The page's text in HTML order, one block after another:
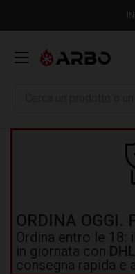
ORDINA OGGI.
Ordina entro le
in giornata con
consegna rapida e